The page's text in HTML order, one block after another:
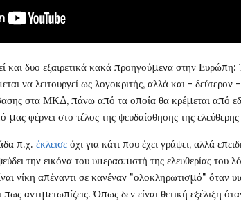
και δυο εξαιρετικά κακά προηγούμενα στην
να λειτουργεί ως λογοκριτής, αλλά και -
στα ΜΚΔ, πάνω από τα οποία θα κρέμεται από
φέρνει στο τέλος της ψευδαίσθησης της
π.χ. έκλεισε όχι για κάτι που έχει γράψει, αλλά
την εικόνα του υπερασπιστή της ελευθερίας του
νίκη απέναντι σε κανέναν "ολοκληρωτισμό" όταν
αντιμετωπίζεις. Όπως δεν είναι θετική εξέλιξη